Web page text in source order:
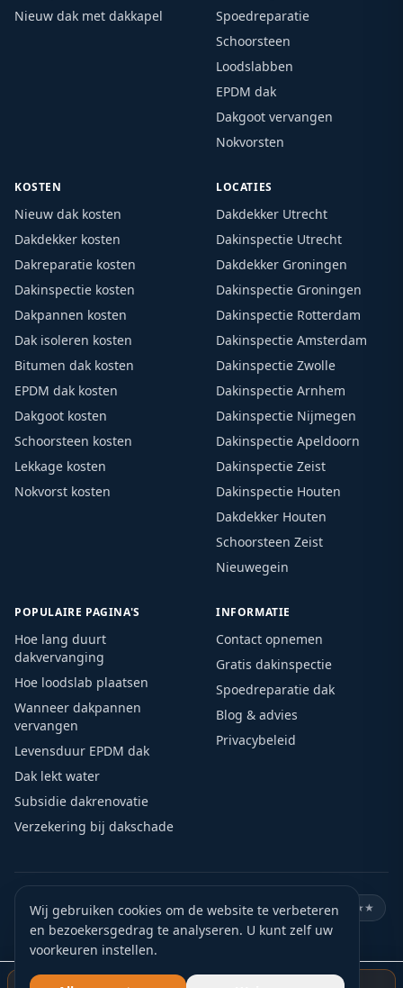
Nieuw dak met dakkapel
Spoedreparatie
Schoorsteen
Loodslabben
EPDM dak
Dakgoot vervangen
Nokvorsten
KOSTEN
Nieuw dak kosten
Dakdekker kosten
Dakreparatie kosten
Dakinspectie kosten
Dakpannen kosten
Dak isoleren kosten
Bitumen dak kosten
EPDM dak kosten
Dakgoot kosten
Schoorsteen kosten
Lekkage kosten
Nokvorst kosten
LOCATIES
Dakdekker Utrecht
Dakinspectie Utrecht
Dakdekker Groningen
Dakinspectie Groningen
Dakinspectie Rotterdam
Dakinspectie Amsterdam
Dakinspectie Zwolle
Dakinspectie Arnhem
Dakinspectie Nijmegen
Dakinspectie Apeldoorn
Dakinspectie Zeist
Dakinspectie Houten
Dakdekker Houten
Schoorsteen Zeist
Nieuwegein
POPULAIRE PAGINA'S
Hoe lang duurt
dakvervanging
Hoe loodslab plaatsen
Wanneer dakpannen
vervangen
Levensduur EPDM dak
Dak lekt water
Subsidie dakrenovatie
Verzekering bij dakschade
INFORMATIE
Contact opnemen
Gratis dakinspectie
Spoedreparatie dak
Blog & advies
Privacybeleid
🏛️KVK geregistreerd 🛡️ VCA gecertificeerd ⭐Google ★★★★★
🏅15+ jaar ervaring 📍 Actief door heel Nederland
Gratis dakinspectie starten
Wij gebruiken cookies om de website te verbeteren
en bezoekersgedrag te analyseren. U kunt zelf uw
voorkeuren instellen.